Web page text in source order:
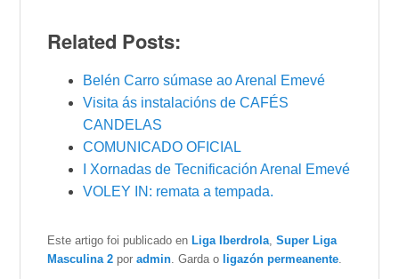
Related Posts:
Belén Carro súmase ao Arenal Emevé
Visita ás instalacións de CAFÉS
CANDELAS
COMUNICADO OFICIAL
I Xornadas de Tecnificación Arenal Emevé
VOLEY IN: remata a tempada.
Este artigo foi publicado en Liga Iberdrola ,Super Liga
Masculina 2 poradmin . Garda o ligazón permeanente